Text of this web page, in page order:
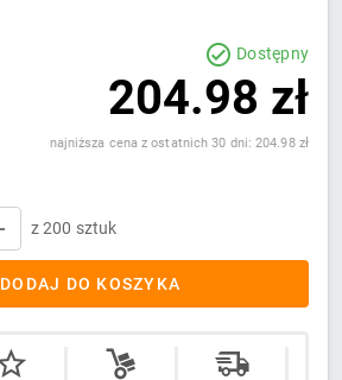
Dostępny
204.98 zł
najniższa cena z ostatnich 30 dni: 204.98 zł
z 200 sztuk
DODAJ DO KOSZYKA